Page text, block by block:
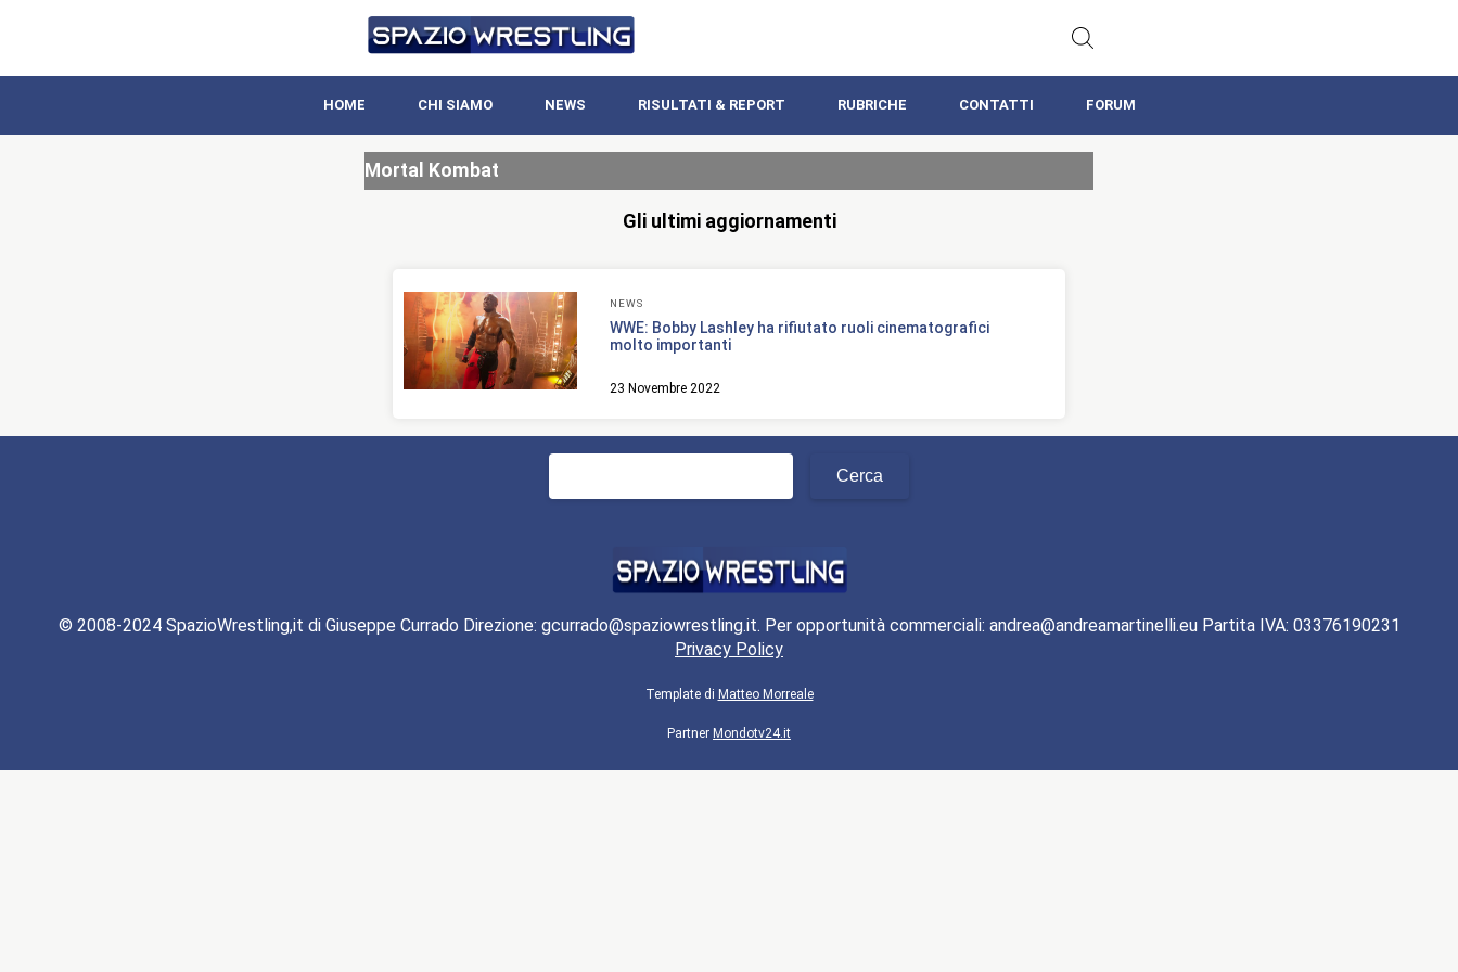
HOME CHI SIAMO NEWS RISULTATI & REPORT RUBRICHE CONTATTI FORUM
Mortal Kombat
Gli ultimi aggiornamenti
NEWS
WWE: Bobby Lashley ha rifiutato ruoli cinematografici
molto importanti
23 Novembre 2022
© 2008-2024 SpazioWrestling,it di Giuseppe Currado Direzione: gcurrado@spaziowrestling.it. Per opportunità commerciali: andrea@andreamartinelli.eu Partita IVA: 03376190231
Privacy Policy
Template di Matteo Morreale
Partner Mondotv24.it